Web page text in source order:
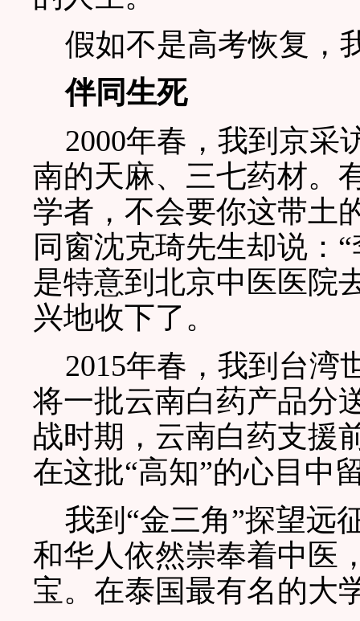
假如不是高考恢复，
伴同生死
2000年春，我到京采
南的天麻、三七药材。
学者，不会要你这带土
同窗沈克琦先生却说：
是特意到北京中医医院
兴地收下了。
2015年春，我到台湾
将一批云南白药产品分
战时期，云南白药支援
在这批“高知”的心目中
我到“金三角”探望远
和华人依然崇奉着中医
宝。在泰国最有名的大